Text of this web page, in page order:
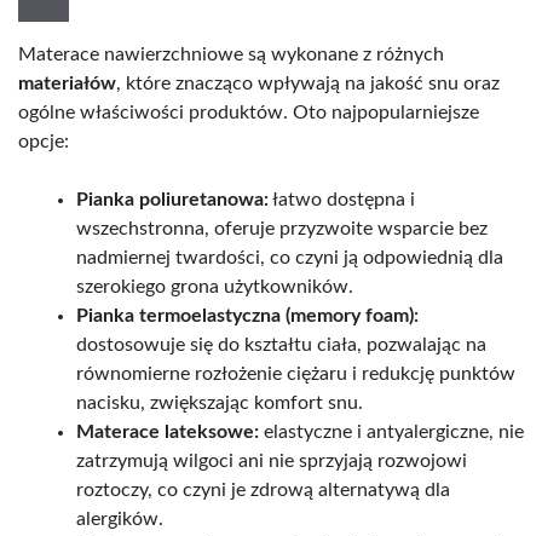
Materace nawierzchniowe są wykonane z różnych
materiałów, które znacząco wpływają na jakość snu oraz
ogólne właściwości produktów. Oto najpopularniejsze
opcje:
Pianka poliuretanowa:łatwo dostępna i
wszechstronna, oferuje przyzwoite wsparcie bez
nadmiernej twardości, co czyni ją odpowiednią dla
szerokiego grona użytkowników.
Pianka termoelastyczna (memory foam):
dostosowuje się do kształtu ciała, pozwalając na
równomierne rozłożenie ciężaru i redukcję punktów
nacisku, zwiększając komfort snu.
Materace lateksowe: elastyczne i antyalergiczne, nie
zatrzymują wilgoci ani nie sprzyjają rozwojowi
roztoczy, co czyni je zdrową alternatywą dla
alergików.